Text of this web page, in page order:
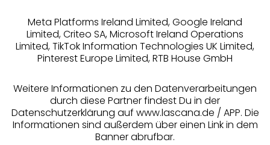
Alle Preise inkl. MwSt., zzgl.
Versandkosten
Meta Platforms Ireland Limited, Google Ireland
Limited, Criteo SA, Microsoft Ireland Operations
Limited, TikTok Information Technologies UK Limited,
Pinterest Europe Limited, RTB House GmbH
Weitere Informationen zu den Datenverarbeitungen
durch diese Partner findest Du in der
Datenschutzerklärung auf www.lascana.de / APP. Die
Informationen sind außerdem über einen Link in dem
Banner abrufbar.